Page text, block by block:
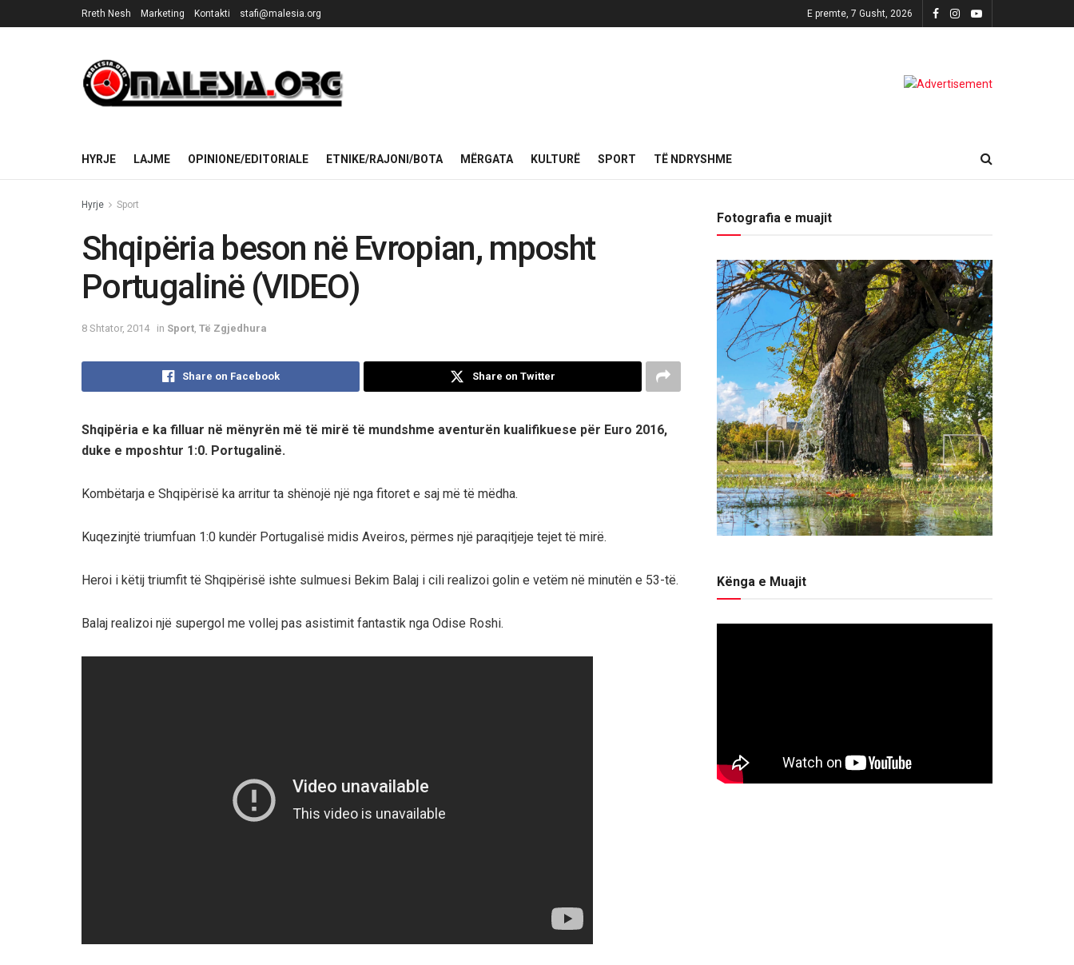
Rreth Nesh Marketing Kontakti stafi@malesia.org E premte, 7 Gusht, 2026
HYRJE LAJME OPINIONE/EDITORIALE ETNIKE/RAJONI/BOTA MËRGATA KULTURË SPORT TË NDRYSHME
Hyrje Sport
Shqipëria beson në Evropian, mposht
Portugalinë (VIDEO)
8 Shtator, 2014 in Sport Të Zgjedhura
Share on Facebook Share on Twitter
Shqipëria e ka filluar në mënyrën më të mirë të mundshme aventurën kualifikuese për Euro 2016,
duke e mposhtur 1:0. Portugalinë.
Kombëtarja e Shqipërisë ka arritur ta shënojë një nga fitoret e saj më të mëdha.
Kuqezinjtë triumfuan 1:0 kundër Portugalisë midis Aveiros, përmes një paraqitjeje tejet të mirë.
Heroi i këtij triumfit të Shqipërisë ishte sulmuesi Bekim Balaj i cili realizoi golin e vetëm në minutën e 53-të.
Balaj realizoi një supergol me vollej pas asistimit fantastik nga Odise Roshi.
Fotografia e muajit
Kënga e Muajit